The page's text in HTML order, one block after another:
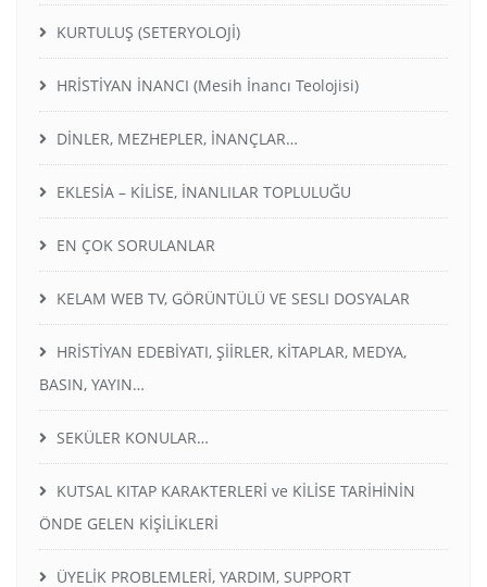
KURTULUŞ (SETERYOLOJİ)
HRİSTİYAN İNANCI (Mesih İnancı Teolojisi)
DİNLER, MEZHEPLER, İNANÇLAR…
EKLESİA – KİLİSE, İNANLILAR TOPLULUĞU
EN ÇOK SORULANLAR
KELAM WEB TV, GÖRÜNTÜLÜ VE SESLI DOSYALAR
HRİSTİYAN EDEBİYATI, ŞİİRLER, KİTAPLAR, MEDYA,
BASIN, YAYIN…
SEKÜLER KONULAR…
KUTSAL KITAP KARAKTERLERİ ve KİLİSE TARİHİNİN
ÖNDE GELEN KİŞİLİKLERİ
ÜYELİK PROBLEMLERİ, YARDIM, SUPPORT